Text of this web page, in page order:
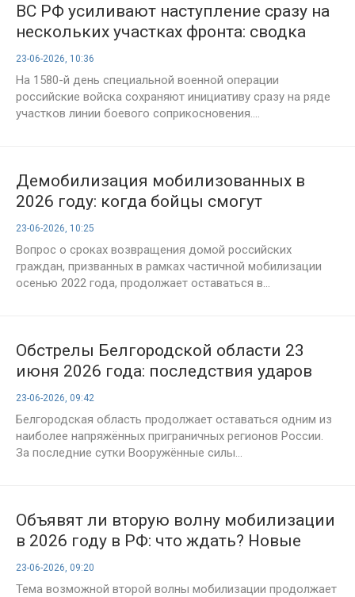
ВС РФ усиливают наступление сразу на
нескольких участках фронта: сводка
СВО на 23 июня 2026 года, 1580-й день
спецоперации
23-06-2026, 10:36
На 1580-й день специальной военной операции
российские войска сохраняют инициативу сразу на ряде
участков линии боевого соприкосновения....
Демобилизация мобилизованных в
2026 году: когда бойцы смогут
вернуться домой и что известно на 23
июня
23-06-2026, 10:25
Вопрос о сроках возвращения домой российских
граждан, призванных в рамках частичной мобилизации
осенью 2022 года, продолжает оставаться в...
Обстрелы Белгородской области 23
июня 2026 года: последствия ударов
ВСУ и последние новости о ситуации в
регионе
23-06-2026, 09:42
Белгородская область продолжает оставаться одним из
наиболее напряжённых приграничных регионов России.
За последние сутки Вооружённые силы...
Объявят ли вторую волну мобилизации
в 2026 году в РФ: что ждать? Новые
заявления политиков и экспертов,
свежие новости на 23.06.2026
23-06-2026, 09:20
Тема возможной второй волны мобилизации продолжает